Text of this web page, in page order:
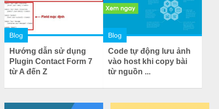
Blog
Hướng dẫn sử dụng
Plugin Contact Form 7
từ A đến Z
Blog
Code tự động lưu ảnh
vào host khi copy bài
từ nguồn ...